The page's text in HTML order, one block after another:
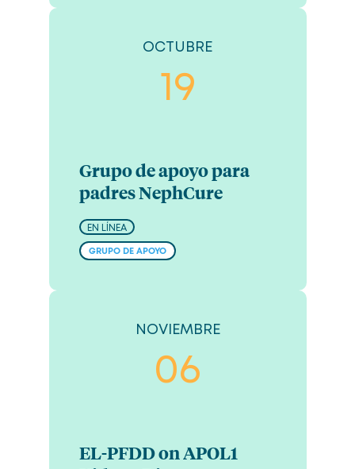
OCTUBRE
19
Grupo de apoyo para
padres NephCure
EN LÍNEA
GRUPO DE APOYO
NOVIEMBRE
06
EL-PFDD on APOL1